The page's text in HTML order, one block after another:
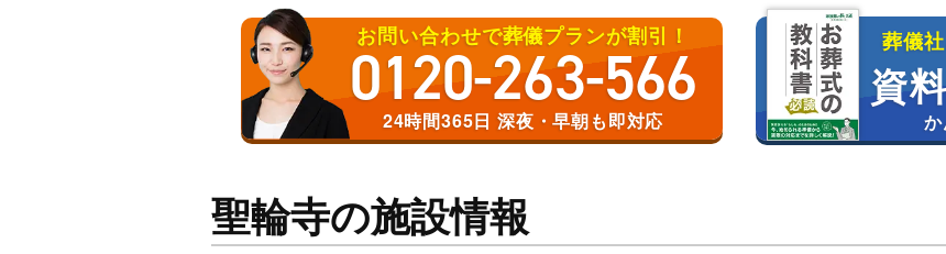
お問い合わせで葬儀プランが割引！
0120-263-566
24時間365日 深夜・早朝も即対応
葬儀
資
聖輪寺の施設情報